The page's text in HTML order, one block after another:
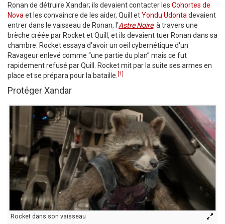
Ronan de détruire Xandar; ils devaient contacter les Cohortes de
Novaet les convaincre de les aider, Quill etYondu Udontadevaient
entrer dans le vaisseau de Ronan, l'Astre Noire, à travers une
brèche créée par Rocket et Quill, et ils devaient tuer Ronan dans sa
chambre. Rocket essaya d'avoir un oeil cybernétique d'un
Ravageur enlevé comme “une partie du plan” mais ce fut
rapidement refusé par Quill. Rocket mit par la suite ses armes en
place et se prépara pour la bataille. [1]
Protéger Xandar
Rocket dans son vaisseau